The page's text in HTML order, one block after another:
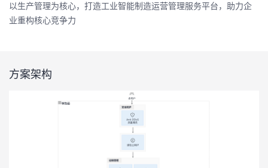
以生产管理为核心，打造工业智能制造运营管理服务平台，助力企
业重构核心竞争力
方案架构